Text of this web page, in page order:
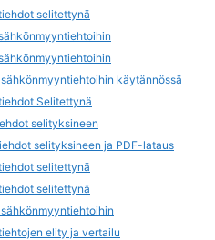
selitettynä
käytännössä
Selitettynä
selityksineen
selityksineen ja PDF-lataus
selitettynä
selitettynä
elity ja vertailu